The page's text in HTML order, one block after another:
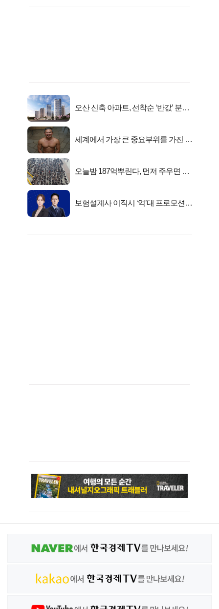
오산 신축 아파트, 선착순 ‘반값’ 분양
세계에서 가장 큰 중요부위를 가진 남
오늘밤 187억뿌린다, 먼저 주우면 최
보험설계사 이직시 ‘억’대 프로모션!